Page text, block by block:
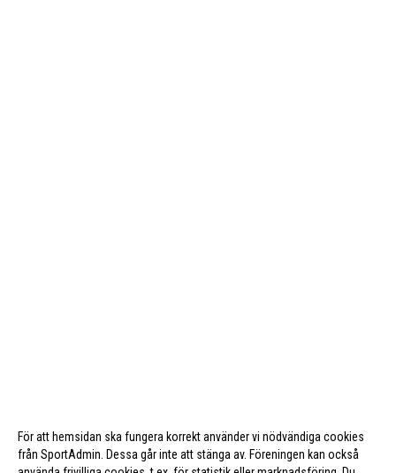
För att hemsidan ska fungera korrekt använder vi nödvändiga cookies
från SportAdmin. Dessa går inte att stänga av. Föreningen kan också